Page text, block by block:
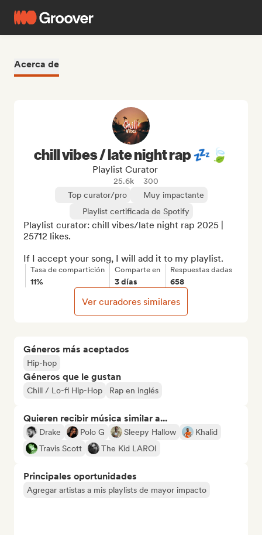
Acerca de
Géneros más aceptados
Hip-hop
Géneros que le gustan
Chill / Lo-fi Hip-Hop Rap en inglés
Quieren recibir música similar a...
Drake Polo G Sleepy Hallow
Khalid
Travis Scott
The Kid LAROI
Principales oportunidades
Agregar artistas a mis playlists de mayor impacto
chill vibes / late night rap 💤🍃
Playlist Curator
25.6k
300
Top curator/pro
Muy impactante
Playlist certificada de Spotify
Playlist curator: chill vibes/late night rap 2025 |
25712 likes.
If I accept your song, I will add it to my playlist.
Tasa de compartición
11%
Comparte en
3 días
Respuestas dadas
658
Ver curadores similares